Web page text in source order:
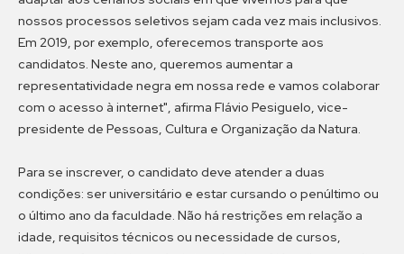
nossos processos seletivos sejam cada vez mais inclusivos.
Em 2019, por exemplo, oferecemos transporte aos
candidatos. Neste ano, queremos aumentar a
representatividade negra em nossa rede e vamos colaborar
com o acesso à internet", afirma Flávio Pesiguelo, vice-
presidente de Pessoas, Cultura e Organização da Natura.
Para se inscrever, o candidato deve atender a duas
condições: ser universitário e estar cursando o penúltimo ou
o último ano da faculdade. Não há restrições em relação a
idade, requisitos técnicos ou necessidade de cursos,